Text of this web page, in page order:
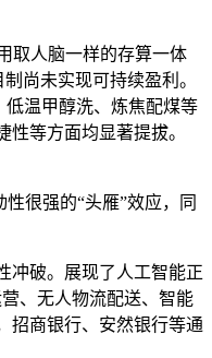
取人脑一样的存算一体
尚未实现可持续盈利。
温甲醇洗、炼焦配煤等
等方面均显著提拔。
很强的“头雁”效应，同
冲破。展现了人工智能正
、无人物流配送、智能
招商银行、安然银行等通